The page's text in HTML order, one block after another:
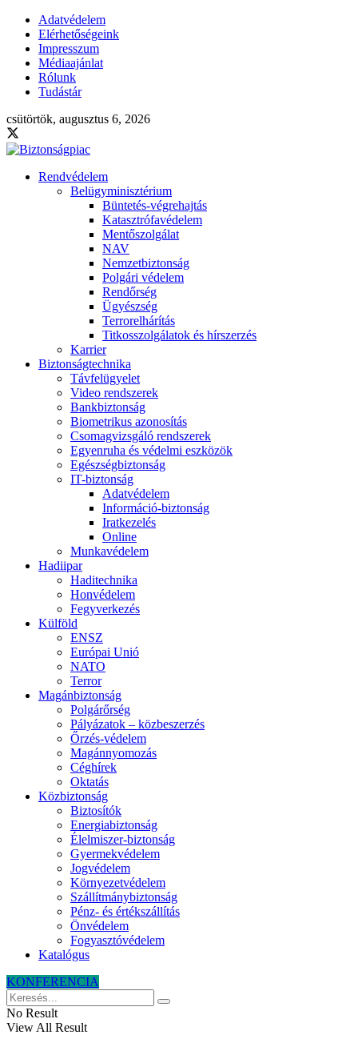
Adatvédelem
Elérhetőségeink
Impresszum
Médiaajánlat
Rólunk
Tudástár
csütörtök, augusztus 6, 2026
Rendvédelem
Belügyminisztérium
Büntetés-végrehajtás
Katasztrófavédelem
Mentőszolgálat
NAV
Nemzetbiztonság
Polgári védelem
Rendőrség
Ügyészség
Terrorelhárítás
Titkosszolgálatok és hírszerzés
Karrier
Biztonságtechnika
Távfelügyelet
Video rendszerek
Bankbiztonság
Biometrikus azonosítás
Csomagvizsgáló rendszerek
Egyenruha és védelmi eszközök
Egészségbiztonság
IT-biztonság
Adatvédelem
Információ-biztonság
Iratkezelés
Online
Munkavédelem
Hadiipar
Haditechnika
Honvédelem
Fegyverkezés
Külföld
ENSZ
Európai Unió
NATO
Terror
Magánbiztonság
Polgárőrség
Pályázatok – közbeszerzés
Őrzés-védelem
Magánnyomozás
Céghírek
Oktatás
Közbiztonság
Biztosítók
Energiabiztonság
Élelmiszer-biztonság
Gyermekvédelem
Jogvédelem
Környezetvédelem
Szállítmánybiztonság
Pénz- és értékszállítás
Önvédelem
Fogyasztóvédelem
Katalógus
KONFERENCIA
No Result
View All Result